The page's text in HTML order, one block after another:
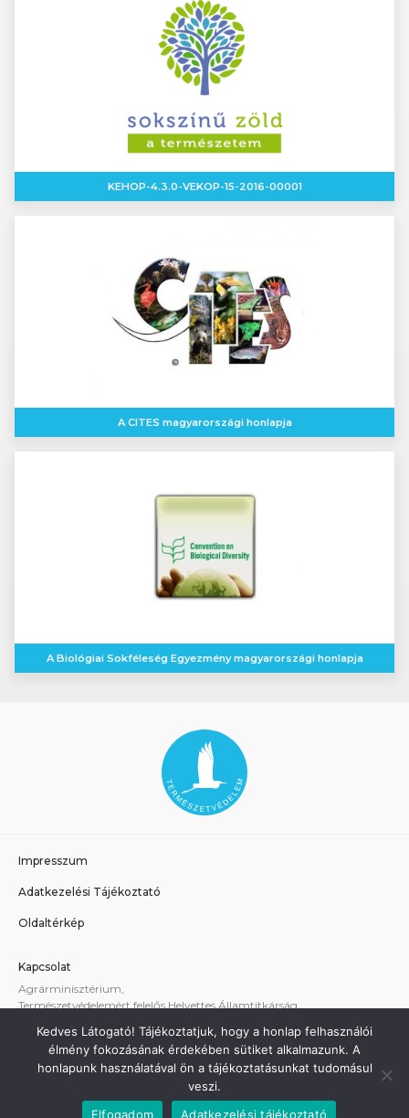
KEHOP-4.3.0-VEKOP-15-2016-00001
A CITES magyarországi honlapja
A Biológiai Sokféleség Egyezmény magyarországi honlapja
Impresszum
Adatkezelési Tájékoztató
Oldaltérkép
Kapcsolat
Agrárminisztérium,
Természetvédelemért felelős Helyettes Államtitkárság
A weboldallal kapcsolatos technikai támogatás:
termeszetvedelem@am.gov.hu
Kedves Látogató! Tájékoztatjuk, hogy a honlap felhasználói
élmény fokozásának érdekében sütiket alkalmazunk. A
honlapunk használatával ön a tájékoztatásunkat tudomásul
veszi.
Elfogadom
Adatkezelési tájékoztató